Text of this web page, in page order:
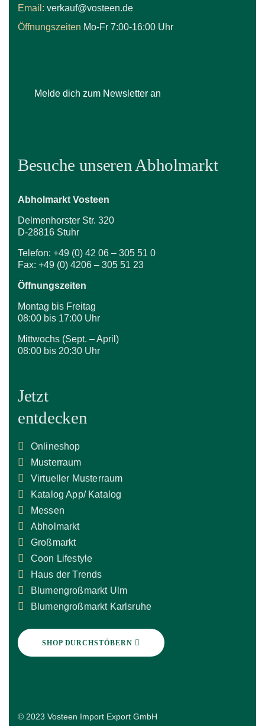
Email: verkauf@vosteen.de
Öffnungszeiten Mo-Fr 7:00-16:00 Uhr
Melde dich zum Newsletter an
Besuche unseren Abholmarkt
Abholmarkt Vosteen
Delmenhorster Str. 320
D-28816 Stuhr
Telefon: +49 (0) 42 06 – 305 51 0
Fax: +49 (0) 4206 – 305 51 23
Öffnungszeiten
Montag bis Freitag
08:00 bis 17:00 Uhr
Mittwochs (Sept. – April)
08:00 bis 20:30 Uhr
Jetzt
entdecken
Onlineshop
Musterraum
Virtueller Musterraum
Katalog App/ Katalog
Messen
Abholmarkt
Großmarkt
Coon Lifestyle
Haus der Trends
Blumengroßmarkt Ulm
Blumengroßmarkt Karlsruhe
SHOP DURCHSTÖBERN
© 2023 Vosteen Import Export GmbH